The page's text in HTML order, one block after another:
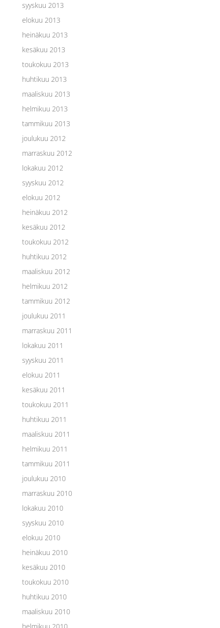
syyskuu 2013
elokuu 2013
heinäkuu 2013
kesäkuu 2013
toukokuu 2013
huhtikuu 2013
maaliskuu 2013
helmikuu 2013
tammikuu 2013
joulukuu 2012
marraskuu 2012
lokakuu 2012
syyskuu 2012
elokuu 2012
heinäkuu 2012
kesäkuu 2012
toukokuu 2012
huhtikuu 2012
maaliskuu 2012
helmikuu 2012
tammikuu 2012
joulukuu 2011
marraskuu 2011
lokakuu 2011
syyskuu 2011
elokuu 2011
kesäkuu 2011
toukokuu 2011
huhtikuu 2011
maaliskuu 2011
helmikuu 2011
tammikuu 2011
joulukuu 2010
marraskuu 2010
lokakuu 2010
syyskuu 2010
elokuu 2010
heinäkuu 2010
kesäkuu 2010
toukokuu 2010
huhtikuu 2010
maaliskuu 2010